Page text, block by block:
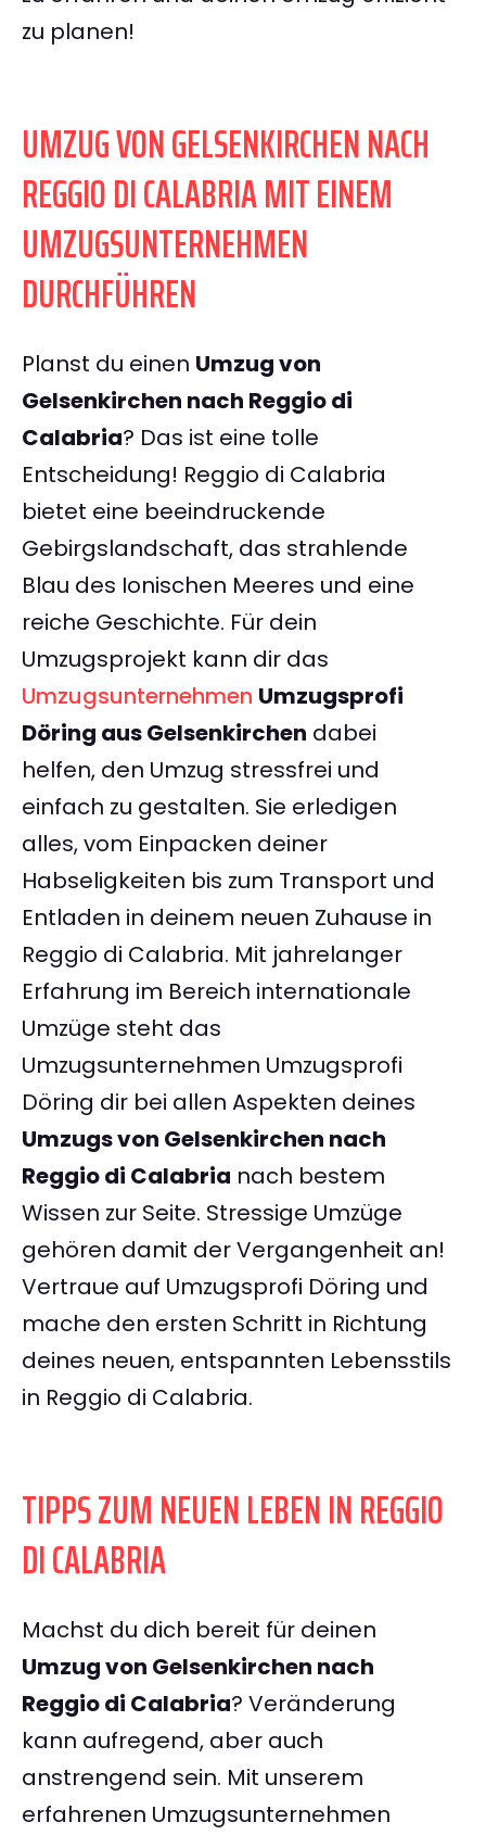
zu planen!
UMZUG VON GELSENKIRCHEN NACH
REGGIO DI CALABRIA MIT EINEM
UMZUGSUNTERNEHMEN
DURCHFÜHREN
Planst du einen Umzug von
Gelsenkirchen nach Reggio di
Calabria? Das ist eine tolle
Entscheidung! Reggio di Calabria
bietet eine beeindruckende
Gebirgslandschaft, das strahlende
Blau des Ionischen Meeres und eine
reiche Geschichte. Für dein
Umzugsprojekt kann dir das
Umzugsunternehmen Umzugsprofi
Döring aus Gelsenkirchen dabei
helfen, den Umzug stressfrei und
einfach zu gestalten. Sie erledigen
alles, vom Einpacken deiner
Habseligkeiten bis zum Transport und
Entladen in deinem neuen Zuhause in
Reggio di Calabria. Mit jahrelanger
Erfahrung im Bereich internationale
Umzüge steht das
Umzugsunternehmen Umzugsprofi
Döring dir bei allen Aspekten deines
Umzugs von Gelsenkirchen nach
Reggio di Calabria nach bestem
Wissen zur Seite. Stressige Umzüge
gehören damit der Vergangenheit an!
Vertraue auf Umzugsprofi Döring und
mache den ersten Schritt in Richtung
deines neuen, entspannten Lebensstils
in Reggio di Calabria.
TIPPS ZUM NEUEN LEBEN IN REGGIO
DI CALABRIA
Machst du dich bereit für deinen
Umzug von Gelsenkirchen nach
Reggio di Calabria? Veränderung
kann aufregend, aber auch
anstrengend sein. Mit unserem
erfahrenen Umzugsunternehmen